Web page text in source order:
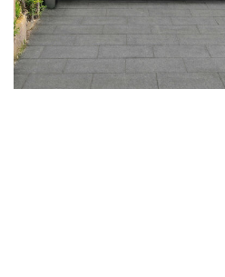
Sonnen- und Insektenschutz
Hochwasser­schutz